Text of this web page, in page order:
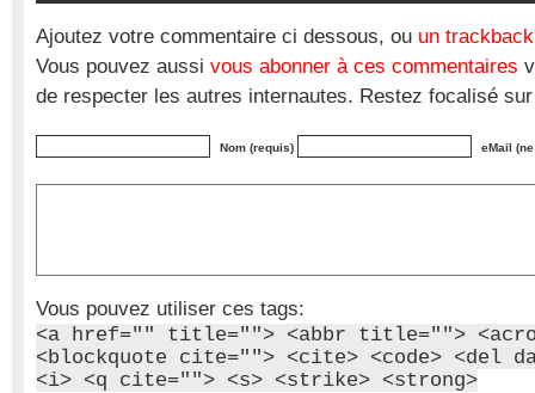
Ajoutez votre commentaire ci dessous, ou un trackback
Vous pouvez aussi vous abonner à ces commentaires
de respecter les autres internautes. Restez focalisé
Nom (requis) eMail
Vous pouvez utiliser ces tags:
<a href="" title=""> <abbr title="">
<blockquote cite=""> <cite> <code> <del
<i> <q cite=""> <s> <strike> <strong>